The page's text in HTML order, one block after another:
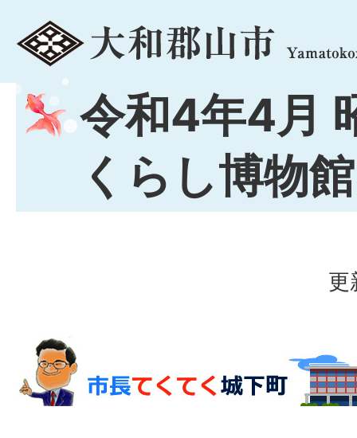
menu
令和4年4月
くらし博物館
更